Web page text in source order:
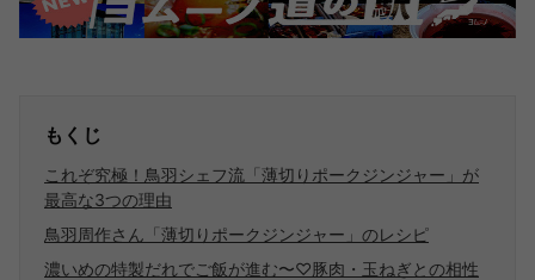
もくじ
これぞ究極！鳥羽シェフ流「薄切りポークジンジャー」が
最高な3つの理由
鳥羽周作さん「薄切りポークジンジャー」のレシピ
濃いめの特製だれでご飯が進む〜♡豚肉・玉ねぎとの相性